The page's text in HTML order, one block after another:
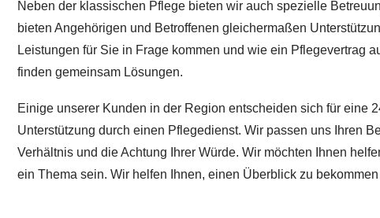
Neben der klassischen Pflege bieten wir auch spezielle
bieten Angehörigen und Betroffenen gleichermaßen
Leistungen für Sie in Frage kommen und wie ein Pflegevertrag
finden gemeinsam Lösungen.
Einige unserer Kunden in der Region entscheiden sich für eine
Unterstützung durch einen Pflegedienst. Wir passen uns Ihren
Verhältnis und die Achtung Ihrer Würde. Wir möchten Ihnen
ein Thema sein. Wir helfen Ihnen, einen Überblick zu